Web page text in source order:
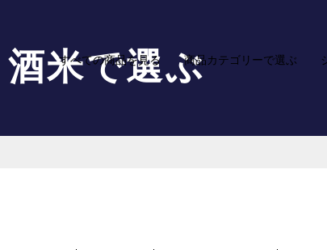
すべての商品を見る 商品カテゴリーで選ぶ
酒米で選ぶ